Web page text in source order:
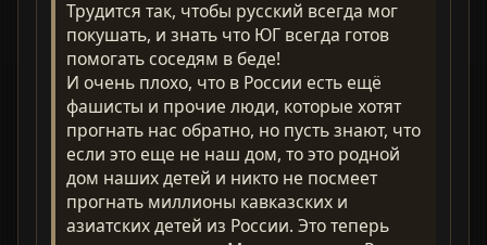
Трудится так, чтобы русский всегда мог
покушать, и знать что ЮГ всегда готов
помогать соседям в беде!
И очень плохо, что в России есть ещё
фашисты и прочие люди, которые хотят
прогнать нас обратно, но пусть знают, что
если это еще не наш дом, то это родной
дом наших детей и никто не посмеет
прогнать миллионы кавказских и
азиатских детей из России. Это теперь